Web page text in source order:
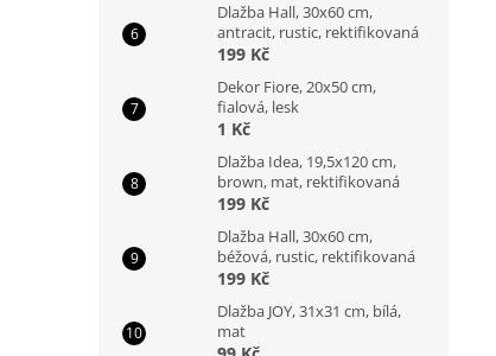
Dlažba Hall, 30x60 cm,
antracit, rustic, rektifikovaná
199 Kč
Dekor Fiore, 20x50 cm,
fialová, lesk
1 Kč
Dlažba Idea, 19,5x120 cm,
brown, mat, rektifikovaná
199 Kč
Dlažba Hall, 30x60 cm,
béžová, rustic, rektifikovaná
199 Kč
Dlažba JOY, 31x31 cm, bílá,
mat